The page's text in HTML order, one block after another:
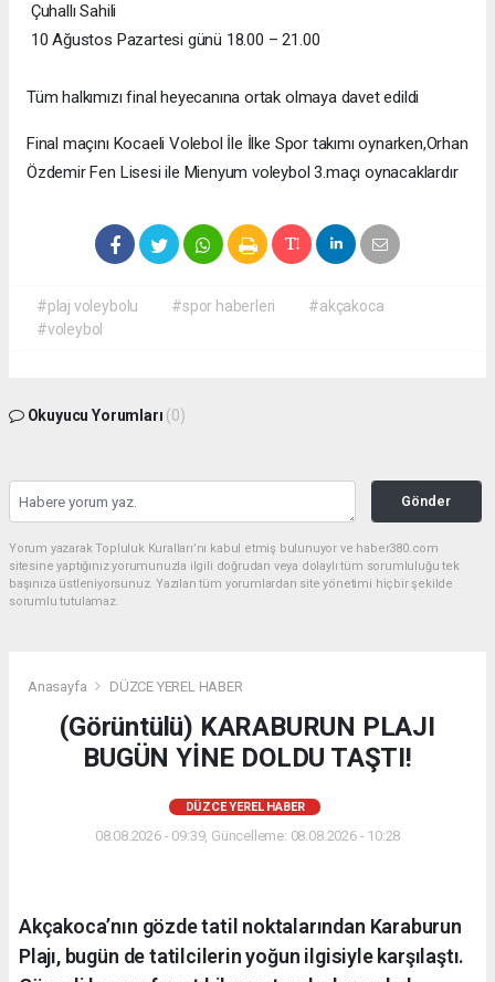
Çuhallı Sahili
10 Ağustos Pazartesi günü 18.00 – 21.00
Tüm halkımızı final heyecanına ortak olmaya davet edildi
Final maçını Kocaeli Volebol İle İlke Spor takımı oynarken,Orhan
Özdemir Fen Lisesi ile Mienyum voleybol 3.maçı oynacaklardır
#plaj voleybolu #spor haberleri
#akçakoca
#voleybol
Okuyucu Yorumları (0)
Gönder
Yorum yazarak Topluluk Kuralları’nı kabul etmiş bulunuyor ve haber380.com
sitesine yaptığınız yorumunuzla ilgili doğrudan veya dolaylı tüm sorumluluğu tek
başınıza üstleniyorsunuz. Yazılan tüm yorumlardan site yönetimi hiçbir şekilde
sorumlu tutulamaz.
Anasayfa DÜZCE YEREL HABER
(Görüntülü) KARABURUN PLAJI
BUGÜN YİNE DOLDU TAŞTI!
DÜZCE YEREL HABER
08.08.2026 - 09:39, Güncelleme: 08.08.2026 - 10:28
Akçakoca’nın gözde tatil noktalarından Karaburun
Plajı, bugün de tatilcilerin yoğun ilgisiyle karşılaştı.